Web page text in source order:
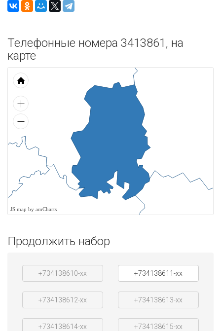
Телефонные номера 3413861, на
карте
JS map by amCharts
Продолжить набор
+734138610-xx +734138611-xx
+734138612-xx +734138613-xx
+734138614-xx +734138615-xx